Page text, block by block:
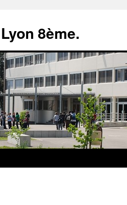
8ème.